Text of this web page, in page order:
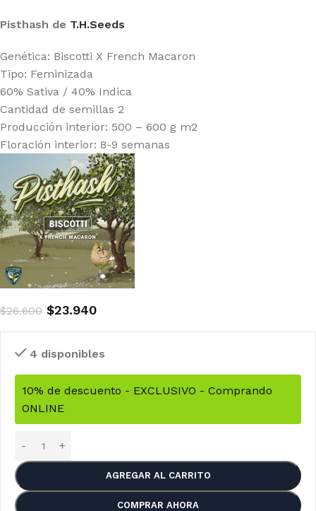
Pisthash de T.H.Seeds
Genética: Biscotti X French Macaron
Tipo: Feminizada
60% Sativa / 40% Indica
Cantidad de semillas 2
Producción interior: 500 – 600 g m2
Floración interior: 8-9 semanas
$26.600 $23.940
4 disponibles
10% de descuento - EXCLUSIVO - Comprando
ONLINE
AGREGAR AL CARRITO
COMPRAR AHORA